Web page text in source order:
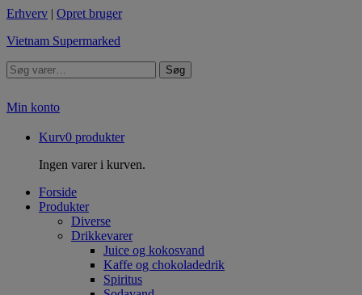
Erhverv | Opret bruger
Vietnam Supermarked
Søg
Min konto
Kurv0 produkter
Ingen varer i kurven.
Forside
Produkter
Diverse
Drikkevarer
Juice og kokosvand
Kaffe og chokoladedrik
Spiritus